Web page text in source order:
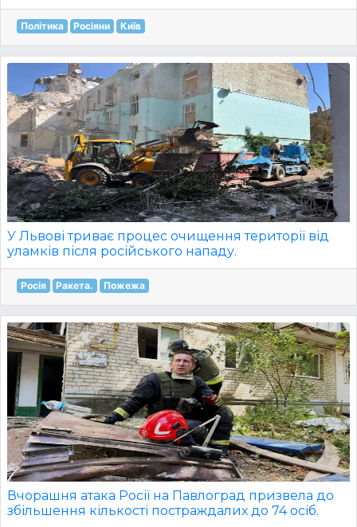
Політика Росіяни Київ
У Львові триває процес очищення території від
уламків після російського нападу.
Росія Ракета. Пожежа
Вчорашня атака Росії на Павлоград призвела до
збільшення кількості постраждалих до 74 осіб.